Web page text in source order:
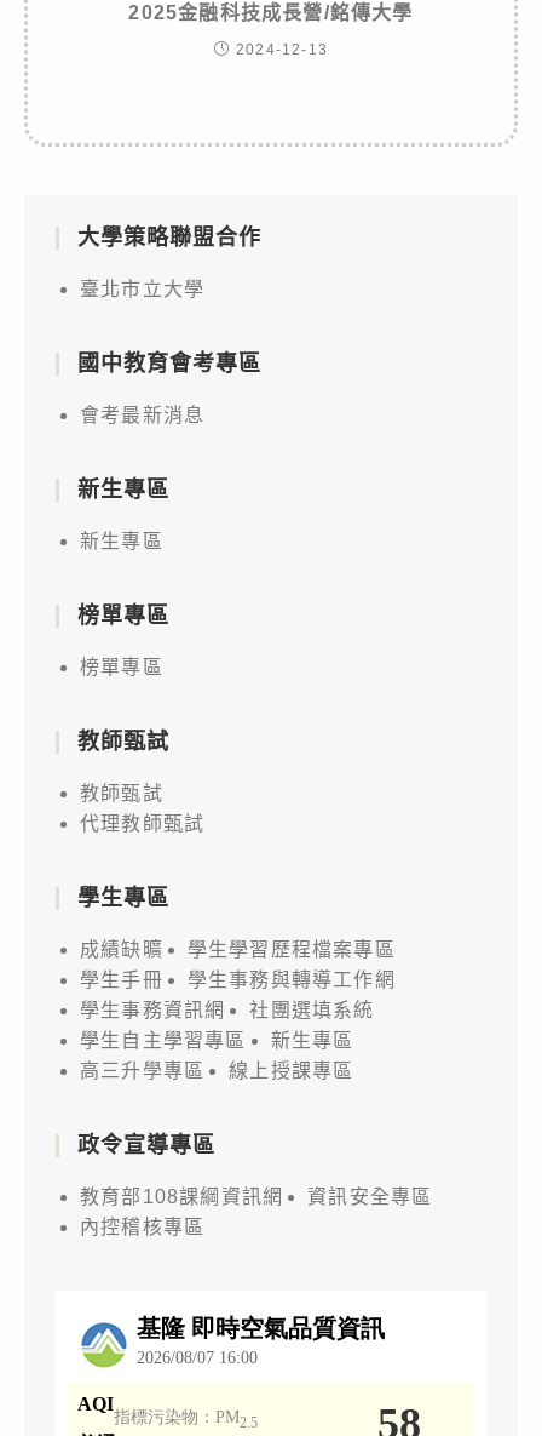
2025金融科技成長營/銘傳大學
2024-12-13
大學策略聯盟合作
臺北市立大學
國中教育會考專區
會考最新消息
新生專區
新生專區
榜單專區
榜單專區
教師甄試
教師甄試
代理教師甄試
學生專區
成績缺曠
學生學習歷程檔案專區
學生手冊
學生事務與轉導工作網
學生事務資訊網
社團選填系統
學生自主學習專區
新生專區
高三升學專區
線上授課專區
政令宣導專區
教育部108課綱資訊網
資訊安全專區
內控稽核專區